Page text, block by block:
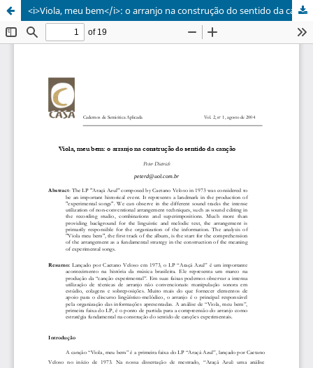
<i>Viola, meu bem</i>: o arranjo na construção do sentido da canção